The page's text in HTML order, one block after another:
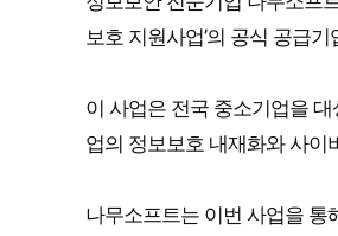
보호 지원사업’의 공식 공급
이 사업은 전국 중소기업을
업의 정보보호 내재화와 사이
나무소프트는 이번 사업을 통